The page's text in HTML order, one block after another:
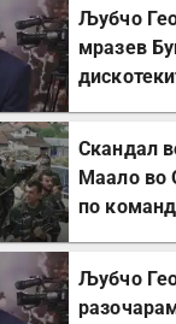
Љубчо
мразев
сликата
Скандал
Маало во
по
Љубчо